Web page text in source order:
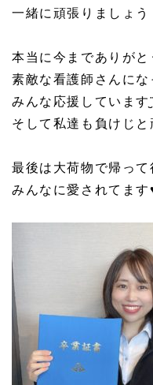
本当に今までありが
素敵な看護師さんにな
みんな応援しています
そして私達も負けじ
最後は大荷物で帰って
みんなに愛されてます